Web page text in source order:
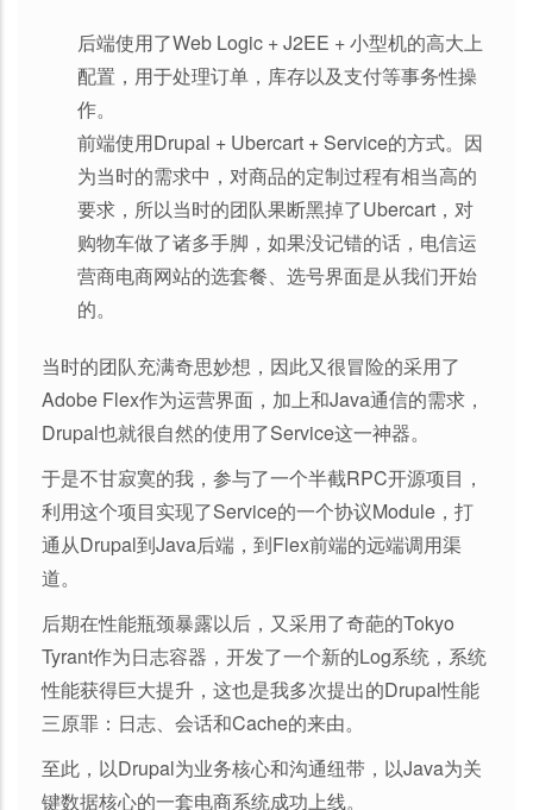
后端使用了Web Logic + J2EE + 小型机的高大上
配置，用于处理订单，库存以及支付等事务性操
作。
前端使用Drupal + Ubercart + Service的方式。因
为当时的需求中，对商品的定制过程有相当高的
要求，所以当时的团队果断黑掉了Ubercart，对
购物车做了诸多手脚，如果没记错的话，电信运
营商电商网站的选套餐、选号界面是从我们开始
的。
当时的团队充满奇思妙想，因此又很冒险的采用了
Adobe Flex作为运营界面，加上和Java通信的需求，
Drupal也就很自然的使用了Service这一神器。
于是不甘寂寞的我，参与了一个半截RPC开源项目，
利用这个项目实现了Service的一个协议Module，打
通从Drupal到Java后端，到Flex前端的远端调用渠
道。
后期在性能瓶颈暴露以后，又采用了奇葩的Tokyo
Tyrant作为日志容器，开发了一个新的Log系统，系统
性能获得巨大提升，这也是我多次提出的Drupal性能
三原罪：日志、会话和Cache的来由。
至此，以Drupal为业务核心和沟通纽带，以Java为关
键数据核心的一套电商系统成功上线。